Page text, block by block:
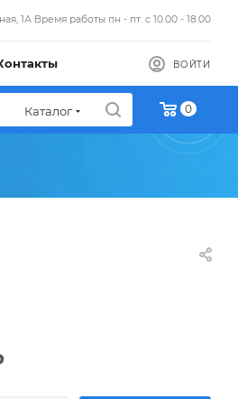
1А Время работы пн - пт. с 10.00 - 18.00
ВОЙТИ
Каталог 0